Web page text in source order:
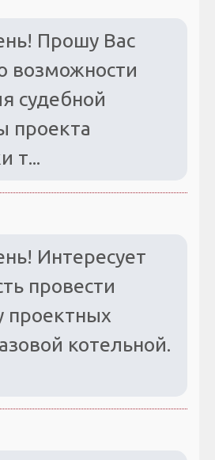
Прошу Вас
возможности
судебной
проекта
т...
Интересует
провести
проектных
котельной.